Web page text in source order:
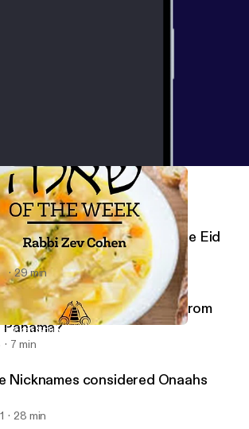
Soup While Being an Onein
of the Week - Yeshurun - Rabbi Zev Cohen
Simcha is a Mechutin with the Eid
29 min
Bentch Gomel after Flying from
7 min
Nicknames considered Onaahs
28 min